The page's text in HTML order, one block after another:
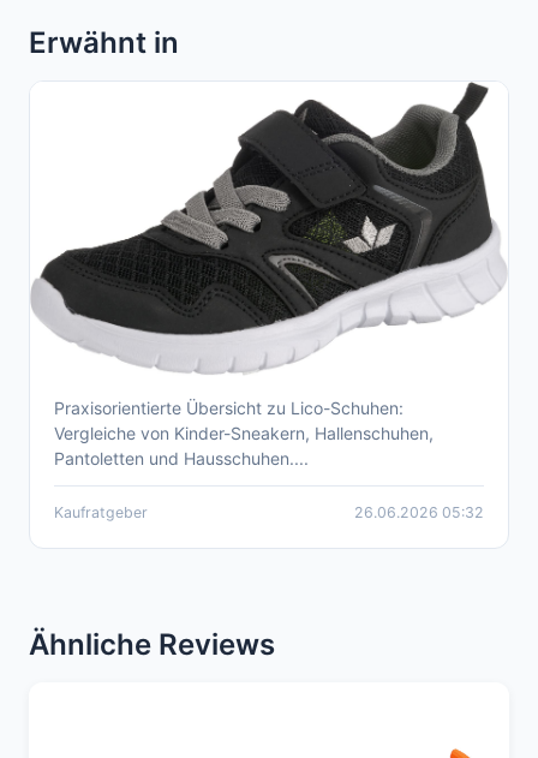
Erwähnt in
Lico Qualität Kaufberatung: Schuhe &
Sandalen 2026
Praxisorientierte Übersicht zu Lico-Schuhen:
Vergleiche von Kinder-Sneakern, Hallenschuhen,
Pantoletten und Hausschuhen....
Kaufratgeber 26.06.2026 05:32
Ähnliche Reviews